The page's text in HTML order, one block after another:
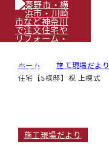
ホーム 施工現場だより
住宅【S様邸】祝 上棟式
施工現場だより